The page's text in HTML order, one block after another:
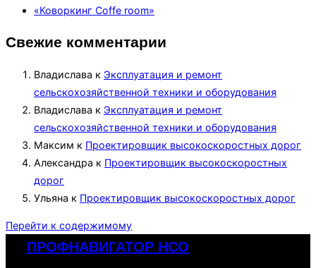
«Коворкинг Coffe room»
Свежие комментарии
Владислава к Эксплуатация и ремонт
сельскохозяйственной техники и оборудования
Владислава к Эксплуатация и ремонт
сельскохозяйственной техники и оборудования
Максим к Проектировщик высокоскоростных дорог
Александра к Проектировщик высокоскоростных
дорог
Ульяна к Проектировщик высокоскоростных дорог
Перейти к содержимому
ПРОФНАВИГАТОР НСО